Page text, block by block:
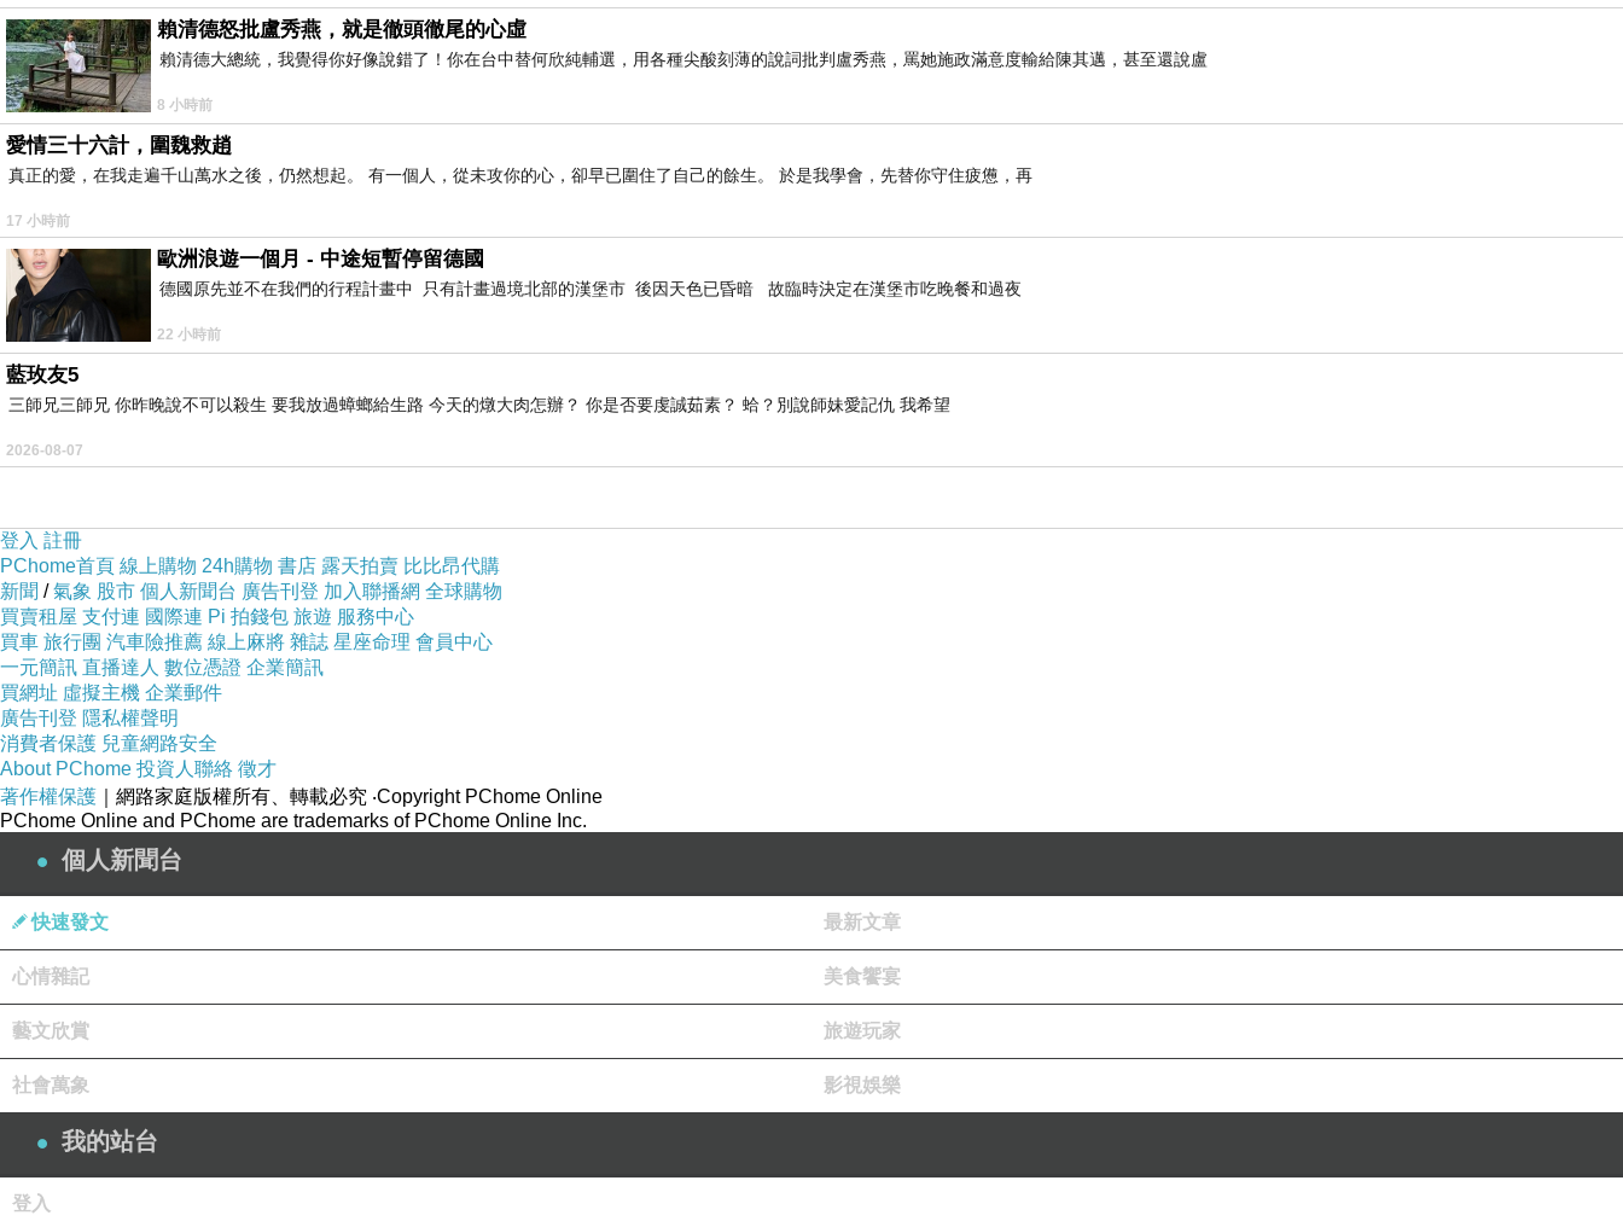
賴清德怒批盧秀燕，就是徹頭徹尾的心虛
賴清德大總統，我覺得你好像說錯了！你在台中替何欣純輔選，用各種尖酸刻薄的說詞批判盧秀燕，罵她施政滿意度輸給陳其邁，甚至還說盧
8 小時前
愛情三十六計，圍魏救趙
真正的愛，在我走遍千山萬水之後，仍然想起。 有一個人，從未攻你的心，卻早已圍住了自己的餘生。 於是我學會，先替你守住疲憊，再
17 小時前
歐洲浪遊一個月 - 中途短暫停留德國
德國原先並不在我們的行程計畫中 只有計畫過境北部的漢堡市 後因天色已昏暗 故臨時決定在漢堡市吃晚餐和過夜
22 小時前
藍玫友5
三師兄三師兄 你昨晚說不可以殺生 要我放過蟑螂給生路 今天的燉大肉怎辦？ 你是否要虔誠茹素？ 蛤？別說師妹愛記仇 我希望
2026-08-07
登入 註冊
PChome首頁 線上購物 24h購物 書店 露天拍賣 比比昂代購
新聞 /氣象 股市 個人新聞台 廣告刊登 加入聯播網 全球購物
買賣租屋 支付連 國際連 Pi 拍錢包 旅遊 服務中心
買車 旅行團 汽車險推薦 線上麻將 雜誌 星座命理 會員中心
一元簡訊 直播達人 數位憑證 企業簡訊
買網址 虛擬主機 企業郵件
廣告刊登 隱私權聲明
消費者保護 兒童網路安全
About PChome 投資人聯絡 徵才
著作權保護 ｜網路家庭版權所有、轉載必究 ‧Copyright PChome Online
PChome Online and PChome are trademarks of PChome Online Inc.
個人新聞台
快速發文 最新文章
心情雜記 美食饗宴
藝文欣賞 旅遊玩家
社會萬象 影視娛樂
我的站台
登入